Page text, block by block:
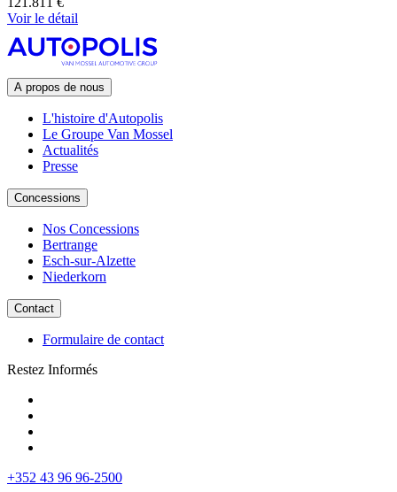
Voir le détail
A propos de nous
L'histoire d'Autopolis
Le Groupe Van Mossel
Actualités
Presse
Concessions
Nos Concessions
Bertrange
Esch-sur-Alzette
Niederkorn
Contact
Formulaire de contact
Restez Informés
+352 43 96 96-2500